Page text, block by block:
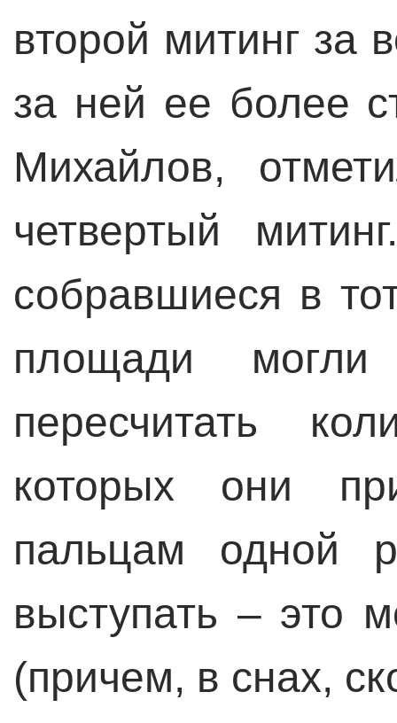
второй митинг за
за ней ее более
Михайлов,
четвертый
собравшиеся в
площади
пересчитать
которых они
пальцам одной
выступать – это
(причем, в снах,